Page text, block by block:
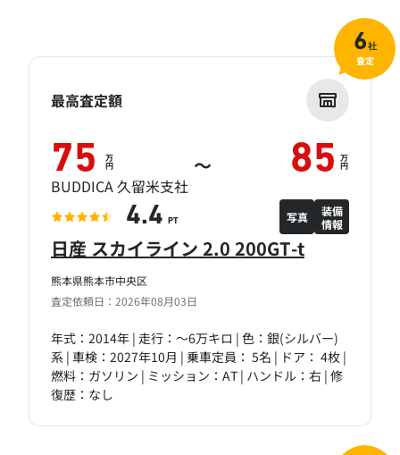
熊本県熊本市中央区
査定依頼日：2026年08月03日
日産 スカイライン 2.0 200GT-t
年式：2014年 | 走行：～6万キロ | 色：銀(シルバー)
系 | 車検：2027年10月 | 乗車定員： 5名 | ドア： 4枚 |
燃料：ガソリン | ミッション：AT | ハンドル：右 | 修
復歴：なし
最高査定額
75 万
円 ～ 85 万
円
BUDDICA 久留米支社
4.4 PT 写真
装備
情報
6社
査定